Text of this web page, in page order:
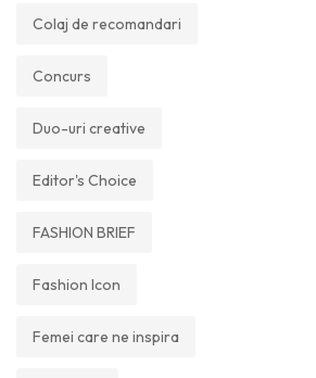
Colaj de recomandari
Concurs
Duo-uri creative
Editor's Choice
FASHION BRIEF
Fashion Icon
Femei care ne inspira